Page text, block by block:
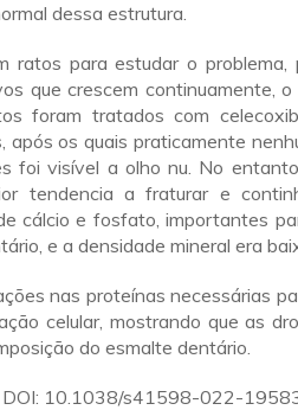
dessa estrutura.
ratos para estudar o problema,
que crescem continuamente, o
foram tratados com
após os quais praticamente
foi visível a olho nu. No
tendencia a fraturar e
cálcio e fosfato, importantes
e a densidade mineral era
nas proteínas necessárias
celular, mostrando que as
do esmalte dentário.
DOI: 10.1038/s41598-022-